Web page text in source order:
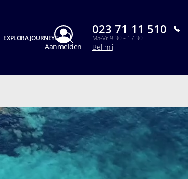
EXPLORA JOURNEYS
Aanmelden
023 71 11 510
Ma-Vr 9.30 - 17.30
Bel mij